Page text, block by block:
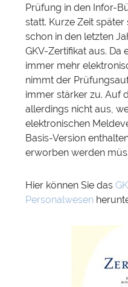
Prüfung in den Infor-
statt. Kurze Zeit
schon in den letzten
GKV-Zertifikat aus. Da
immer mehr
nimmt der
immer stärker zu. Auf
allerdings nicht aus,
elektronischen
Basis-Version
erworben werden
Hier können Sie das
Personalwesen